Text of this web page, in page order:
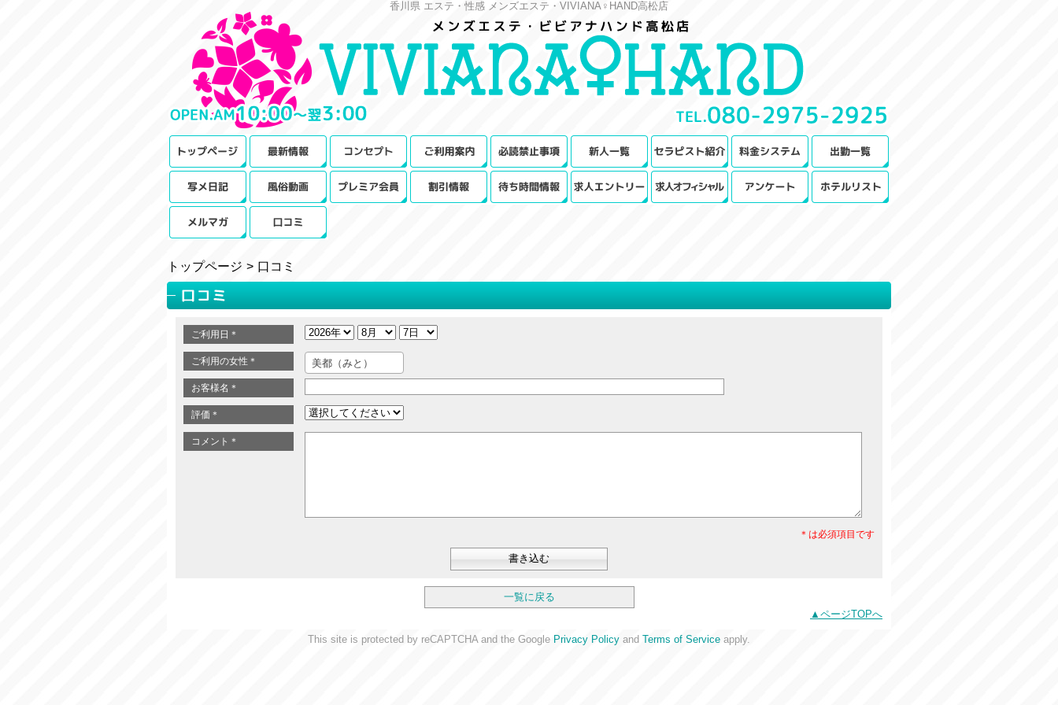
香川県 エステ・性感 メンズエステ・VIVIANA♀HAND高松店
トップページ 口コミ
ご利用日 ＊
ご利用の女性 ＊ 美都（みと）
お客様名 ＊
評価 ＊
コメント ＊
＊は必須項目です
一覧に戻る
ページTOPへ
This site is protected by reCAPTCHA and the Google Privacy Policy and Terms of Service apply.